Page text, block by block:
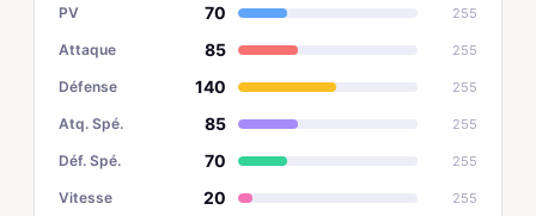
PV 70 255
Attaque 85 255
Défense 140 255
Atq. Spé. 85 255
Déf. Spé. 70 255
Vitesse 20 255